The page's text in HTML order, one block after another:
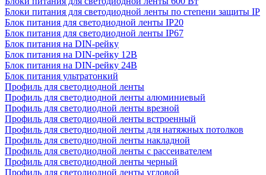
Блоки питания для светодиодной ленты по степени защиты IP
Блок питания для светодиодной ленты IP20
Блок питания для светодиодной ленты IP67
Блок питания на DIN-рейку
Блок питания на DIN-рейку 12В
Блок питания на DIN-рейку 24В
Блок питания ультратонкий
Профиль для светодиодной ленты
Профиль для светодиодной ленты алюминиевый
Профиль для светодиодной ленты врезной
Профиль для светодиодной ленты встроенный
Профиль для светодиодной ленты для натяжных потолков
Профиль для светодиодной ленты накладной
Профиль для светодиодной ленты с рассеивателем
Профиль для светодиодной ленты черный
Профиль для светодиодной ленты угловой